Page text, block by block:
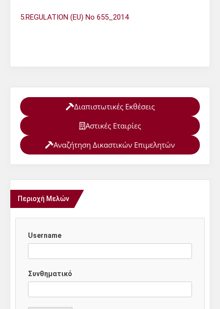
5.REGULATION (EU) No 655_2014
Διαπιστωτικές Εκθέσεις
Αστικές Εταιρίες
Αναζήτηση Δικαστικών Επιμελητών
Περιοχή Μελών
Username
Συνθηματικό